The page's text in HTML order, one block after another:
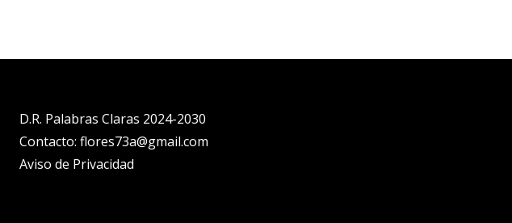
D.R. Palabras Claras 2024-2030
Contacto: flores73a@gmail.com
Aviso de Privacidad